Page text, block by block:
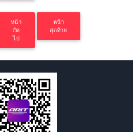
หน้า
ถัด
ไป
หน้า
สุดท้าย